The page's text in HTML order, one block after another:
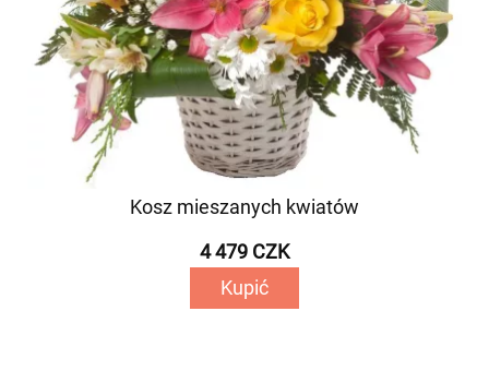
Kosz mieszanych kwiatów
4 479 CZK
Kupić